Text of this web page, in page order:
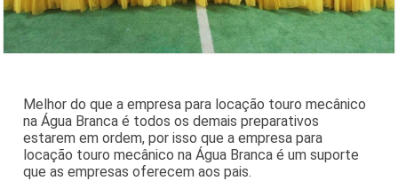
Melhor do que a empresa para locação touro mecânico
na Água Branca é todos os demais preparativos
estarem em ordem, por isso que a empresa para
locação touro mecânico na Água Branca é um suporte
que as empresas oferecem aos pais.